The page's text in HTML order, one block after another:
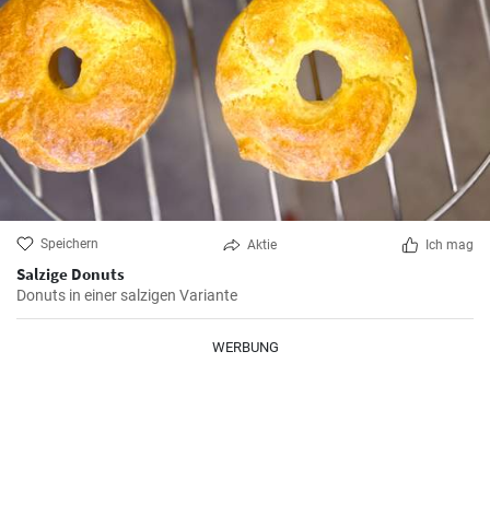
Speichern Aktie Ich mag
Salzige Donuts
Donuts in einer salzigen Variante
WERBUNG